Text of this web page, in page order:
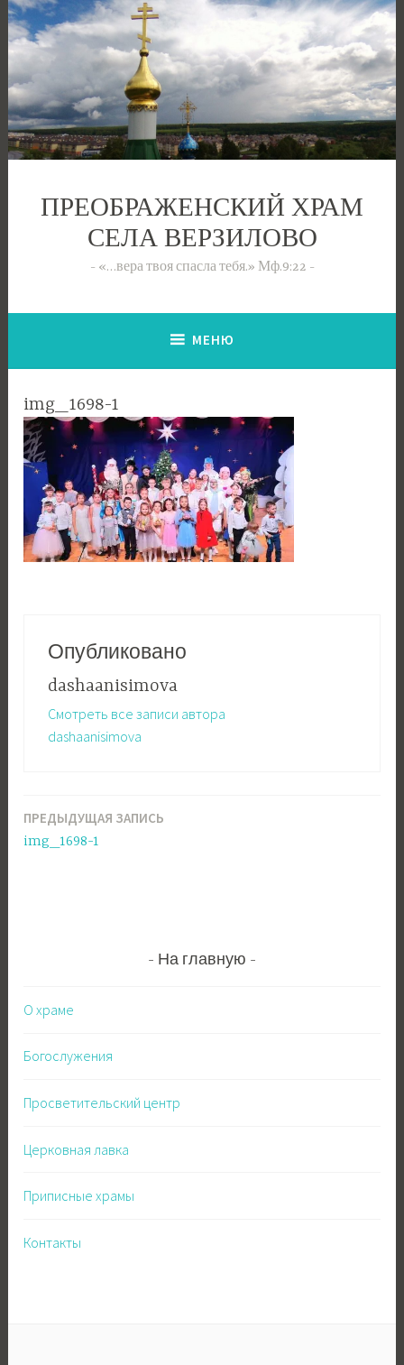
Перейти
к
содержимому
ПРЕОБРАЖЕНСКИЙ ХРАМ
СЕЛА ВЕРЗИЛОВО
«…вера твоя спасла тебя.» Мф.9:22
МЕНЮ
img_1698-1
Опубликовано
dashaanisimova
Смотреть все записи автора
dashaanisimova
Навигация
по
ПРЕДЫДУЩАЯ ЗАПИСЬ
img_1698-1
На главную
О храме
Богослужения
Просветительский центр
Церковная лавка
Приписные храмы
Контакты